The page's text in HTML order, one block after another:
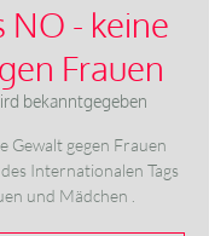
NO - keine
Frauen
bekanntgegeben
Gewalt gegen Frauen
Internationalen Tags
und Mädchen .